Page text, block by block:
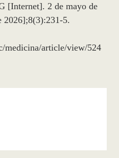
[Internet]. 2 de mayo de
2026];8(3):231-5.
medicina/article/view/524